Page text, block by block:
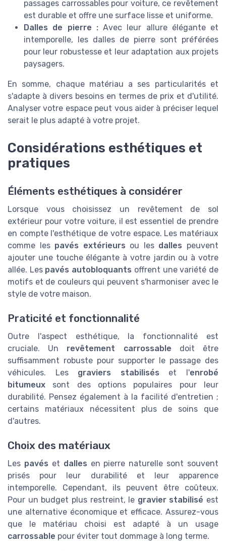
passages carrossables pour voiture, ce revêtement
est durable et offre une surface lisse et uniforme.
Dalles de pierre :Avec leur allure élégante et
intemporelle, les dalles de pierre sont préférées
pour leur robustesse et leur adaptation aux projets
paysagers.
En somme, chaque matériau a ses particularités et
s'adapte à divers besoins en termes de prix et d'utilité.
Analyser votre espace peut vous aider à préciser lequel
serait le plus adapté à votre projet.
Considérations esthétiques et
pratiques
Éléments esthétiques à considérer
Lorsque vous choisissez un revêtement de sol
extérieur pour votre voiture, il est essentiel de prendre
en compte l'esthétique de votre espace. Les matériaux
comme les pavés extérieurs ou les dalles peuvent
ajouter une touche élégante à votre jardin ou à votre
allée. Les pavés autobloquants offrent une variété de
motifs et de couleurs qui peuvent s'harmoniser avec le
style de votre maison.
Praticité et fonctionnalité
Outre l'aspect esthétique, la fonctionnalité est
cruciale. Un revêtement carrossable doit être
suffisamment robuste pour supporter le passage des
véhicules. Les graviers stabilisés et l'enrobé
bitumeux sont des options populaires pour leur
durabilité. Pensez également à la facilité d'entretien ;
certains matériaux nécessitent plus de soins que
d'autres.
Choix des matériaux
Les pavés et dalles en pierre naturelle sont souvent
prisés pour leur durabilité et leur apparence
intemporelle. Cependant, ils peuvent être coûteux.
Pour un budget plus restreint, le gravier stabilisé est
une alternative économique et efficace. Assurez-vous
que le matériau choisi est adapté à un usage
carrossable pour éviter tout dommage à long terme.